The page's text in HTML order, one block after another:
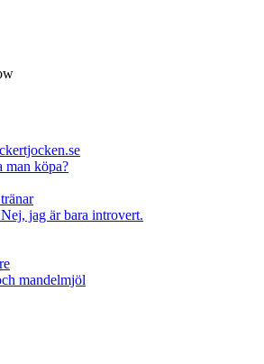
man köpa?
jag är bara introvert.
mandelmjöl